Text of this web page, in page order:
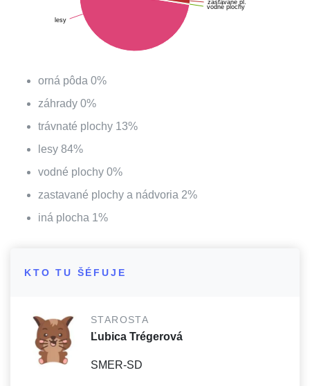
lesy
vodné plochy
zastavané pl.
orná pôda 0%
záhrady 0%
trávnaté plochy 13%
lesy 84%
vodné plochy 0%
zastavané plochy a nádvoria 2%
iná plocha 1%
KTO TU ŠÉFUJE
STAROSTA
Ľubica Trégerová
SMER-SD